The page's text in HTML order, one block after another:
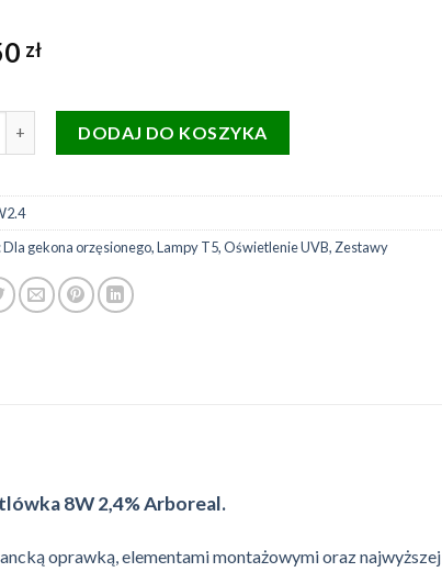
zł
DODAJ DO KOSZYKA
Dla gekona orzęsionego,Lampy T5,Oświetlenie UVB, Zestawy
8W 2,4% Arboreal.
oprawką, elementami montażowymi oraz najwyższej